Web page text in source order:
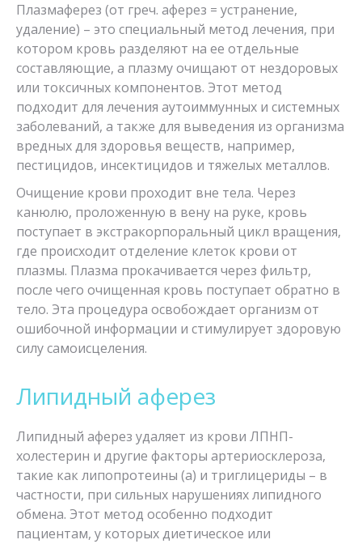
Плазмаферез (от греч. аферез = устранение,
удаление) – это специальный метод лечения, при
котором кровь разделяют на ее отдельные
составляющие, а плазму очищают от нездоровых
или токсичных компонентов. Этот метод
подходит для лечения аутоиммунных и системных
заболеваний, а также для выведения из организма
вредных для здоровья веществ, например,
пестицидов, инсектицидов и тяжелых металлов.
Очищение крови проходит вне тела. Через
канюлю, проложенную в вену на руке, кровь
поступает в экстракорпоральный цикл вращения,
где происходит отделение клеток крови от
плазмы. Плазма прокачивается через фильтр,
после чего очищенная кровь поступает обратно в
тело. Эта процедура освобождает организм от
ошибочной информации и стимулирует здоровую
силу самоисцеления.
Липидный аферез
Липидный аферез удаляет из крови ЛПНП-
холестерин и другие факторы артериосклероза,
такие как липопротеины (а) и триглицериды – в
частности, при сильных нарушениях липидного
обмена. Этот метод особенно подходит
пациентам, у которых диетическое или